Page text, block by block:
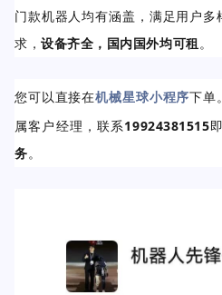
门款机器人均有涵盖，满足用户
求，设备齐全，国内国外均可租。
您可以直接在机械星球小程序下单
属客户经理，联系19924381515
务。